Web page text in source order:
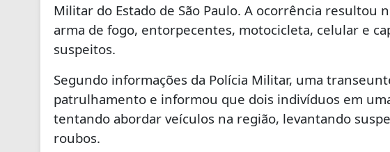
Militar do Estado de São Paulo. A ocorrência resultou
arma de fogo, entorpecentes, motocicleta, celular e
suspeitos.
Segundo informações da Polícia Militar, uma
patrulhamento e informou que dois indivíduos em
tentando abordar veículos na região, levantando
roubos.